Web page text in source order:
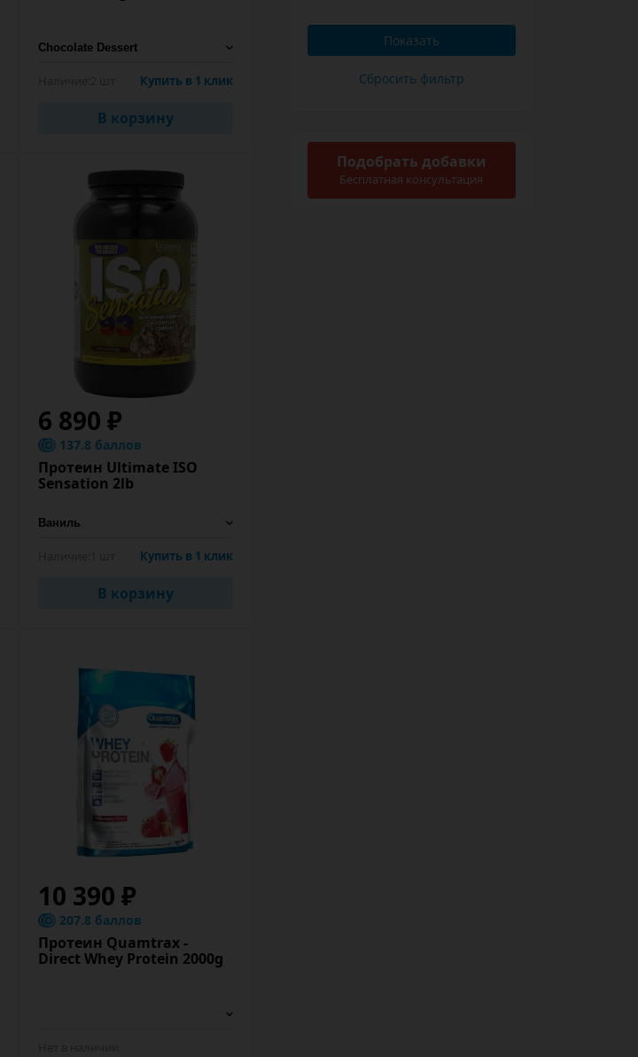
Подобрать добавки
Бесплатная консультация
Купить в 1 клик
В корзину
6 890 ₽
137.8 баллов
Протеин Ultimate ISO
Sensation 2lb
Купить в 1 клик
В корзину
10 390 ₽
207.8 баллов
Протеин Quamtrax -
Direct Whey Protein 2000g